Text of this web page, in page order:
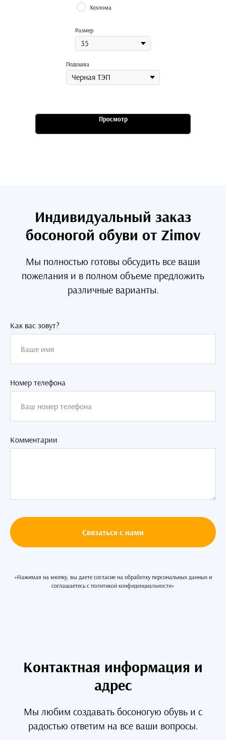
Хохлома
Размер
Подошва
Просмотр
Индивидуальный заказ
босоногой обуви от Zimov
Мы полностью готовы обсудить все ваши
пожелания и в полном объеме предложить
различные варианты.
Как вас зовут?
Номер телефона
Комментарии
Связаться с нами
«Нажимая на кнопку, вы даете согласие на обработку персональных данных и
соглашаетесь c политикой конфиденциальности»
Контактная информация и
адрес
Мы любим создавать босоногую обувь и с
радостью ответим на все ваши вопросы.